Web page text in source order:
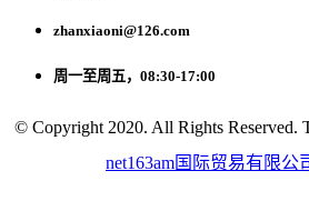
zhanxiaoni@126.com
周一至周五，08:30-17:00
© Copyright 2020. All Rights Reserved.
net163am国际贸易有限公